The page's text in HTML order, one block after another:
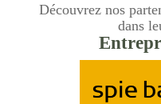
Découvrez nos
dans